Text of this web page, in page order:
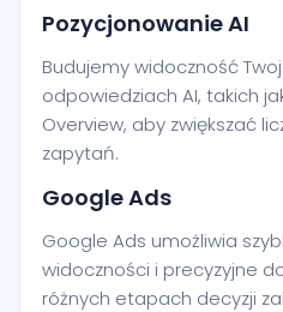
Pozycjonowanie AI
Budujemy widoczność
odpowiedziach AI, takich
Overview, aby zwiększać
zapytań.
Google Ads
Google Ads umożliwia
widoczności i precyzyjne
różnych etapach decyzji